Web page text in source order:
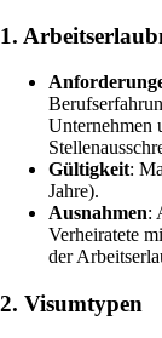
1.
Unternehmen
Gültigkeit:
Jahre).
Ausnahmen:
Verheiratete
der
2. Visumtypen